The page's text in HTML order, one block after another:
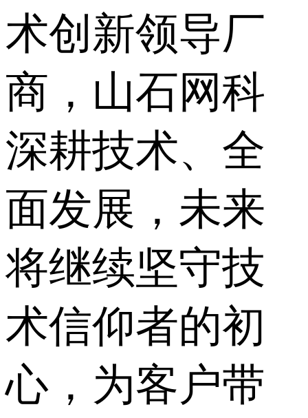
术创新领导厂
商，山石网科
深耕技术、全
面发展，未来
将继续坚守技
术信仰者的初
心，为客户带